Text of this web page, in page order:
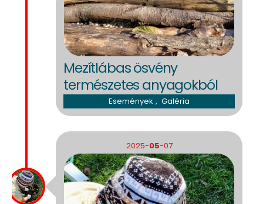
Mezítlábas ösvény
természetes anyagokból
Események , Galéria
2025-05-07